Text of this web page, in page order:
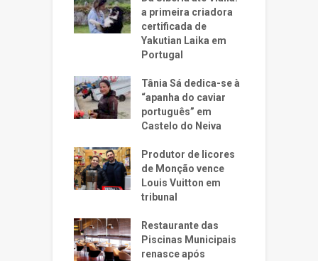
a primeira criadora
certificada de
Yakutian Laika em
Portugal
Tânia Sá dedica-se à
“apanha do caviar
português” em
Castelo do Neiva
Produtor de licores
de Monção vence
Louis Vuitton em
tribunal
Restaurante das
Piscinas Municipais
renasce após